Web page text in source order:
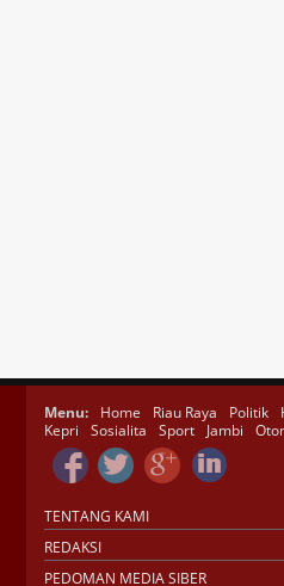
Menu: Home Riau Raya Politik
Kepri
Sosialita Sport Jambi
TENTANG KAMI
REDAKSI
PEDOMAN MEDIA SIBER